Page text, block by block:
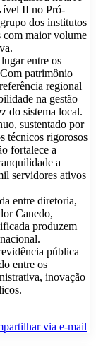
II no Pró-
dos institutos
com maior volume
entre os
patrimônio
regional
na gestão
do sistema local.
sustentado por
técnicos rigorosos
fortalece a
a
servidores ativos
entre diretoria,
Canedo,
produzem
pública
entre os
inovação
via e-mail